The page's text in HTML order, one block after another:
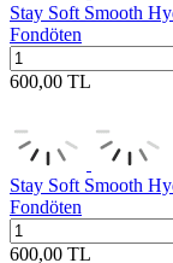
Stay Soft Smooth
Fondöten
600,00 TL
Stay Soft Smooth
Fondöten
600,00 TL